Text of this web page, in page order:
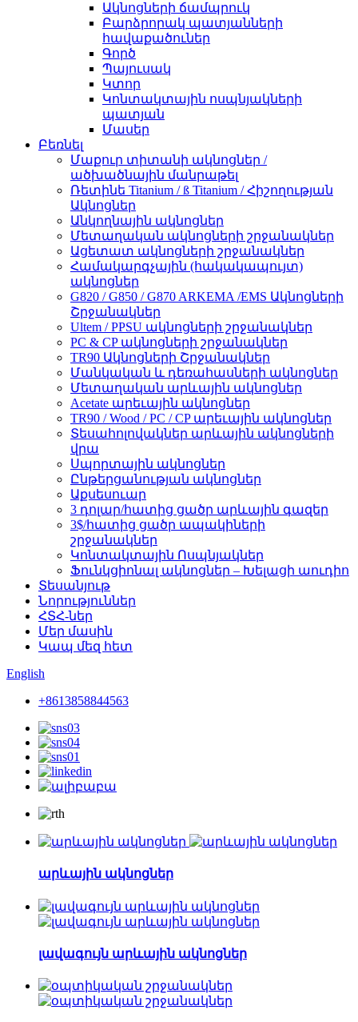
Ակնոցների ճամպրուկ
Բարձրորակ պատյանների
հավաքածուներ
Գործ
Պայուսակ
Կտոր
Կոնտակտային ոսպնյակների
պատյան
Մասեր
Բեռնել
Մաքուր տիտանի ակնոցներ /
ածխածնային մանրաթել
Ռետինե Titanium / ß Titanium / Հիշողության
Ակնոցներ
Անկողնային ակնոցներ
Մետաղական ակնոցների շրջանակներ
Ացետատ ակնոցների շրջանակներ
Համակարգչային (հակակապույտ)
ակնոցներ
G820 / G850 / G870 ARKEMA /EMS Ակնոցների
Շրջանակներ
Ultem / PPSU ակնոցների շրջանակներ
PC & CP ակնոցների շրջանակներ
TR90 Ակնոցների Շրջանակներ
Մանկական և դեռահասների ակնոցներ
Մետաղական արևային ակնոցներ
Acetate արեւային ակնոցներ
TR90 / Wood / PC / CP արեւային ակնոցներ
Տեսահոլովակներ արևային ակնոցների
վրա
Սպորտային ակնոցներ
Ընթերցանության ակնոցներ
Աքսեսուար
3 դոլար/հատից ցածր արևային գազեր
3$/հատից ցածր ապակիների
շրջանակներ
Կոնտակտային Ոսպնյակներ
Ֆունկցիոնալ ակնոցներ – Խելացի աուդիո
Տեսանյութ
Նորություններ
ՀՏՀ-ներ
Մեր մասին
Կապ մեզ հետ
English
+8613858844563
արևային ակնոցներ
լավագույն արևային ակնոցներ